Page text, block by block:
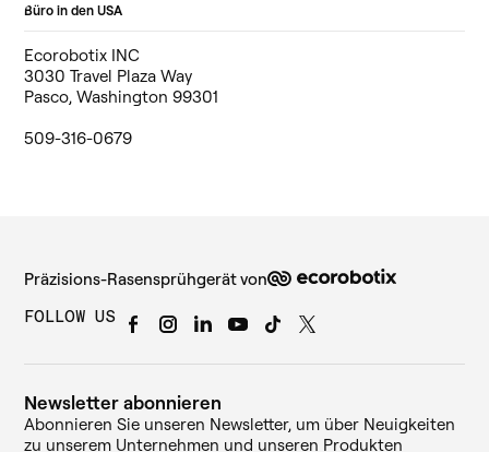
Büro in den USA
Ecorobotix INC
3030 Travel Plaza Way
Pasco, Washington 99301
509-316-0679
FOLLOW US
Präzisions-Rasensprühgerät von
Newsletter abonnieren
Abonnieren Sie unseren Newsletter, um über Neuigkeiten
zu unserem Unternehmen und unseren Produkten